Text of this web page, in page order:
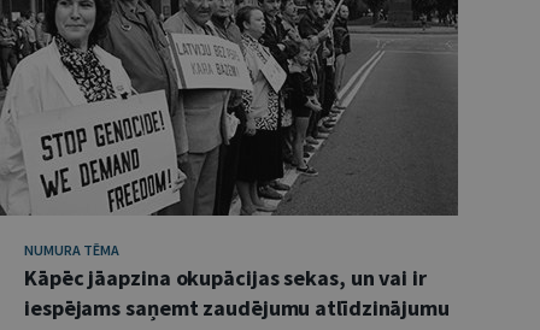
NUMURA TĒMA
Kāpēc jāapzina okupācijas sekas, un vai ir
iespējams saņemt zaudējumu atlīdzinājumu